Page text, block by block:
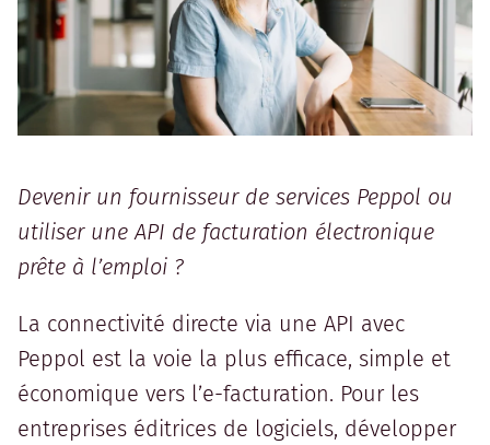
Devenir un fournisseur de services Peppol ou
utiliser une API de facturation électronique
prête à l’emploi ?
La connectivité directe via une API avec
Peppol est la voie la plus efficace, simple et
économique vers l’e-facturation. Pour les
entreprises éditrices de logiciels, développer